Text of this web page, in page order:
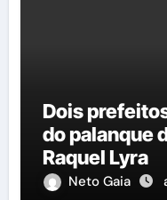
Dois
do palanque
Raquel Lyra
Neto Gaia